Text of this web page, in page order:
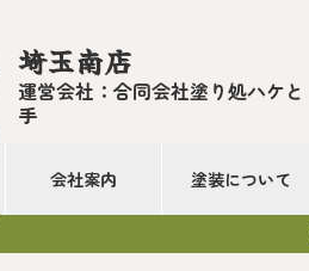
埼玉南店
運営会社：合同会社塗り処ハケと
手
会社案内 塗装について